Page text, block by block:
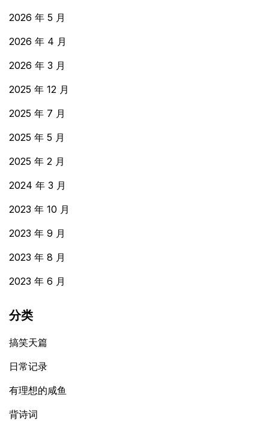
2026 年 5 月
2026 年 4 月
2026 年 3 月
2025 年 12 月
2025 年 7 月
2025 年 5 月
2025 年 2 月
2024 年 3 月
2023 年 10 月
2023 年 9 月
2023 年 8 月
2023 年 6 月
分类
搞笑天篇
日常记录
有理想的咸鱼
背诗词